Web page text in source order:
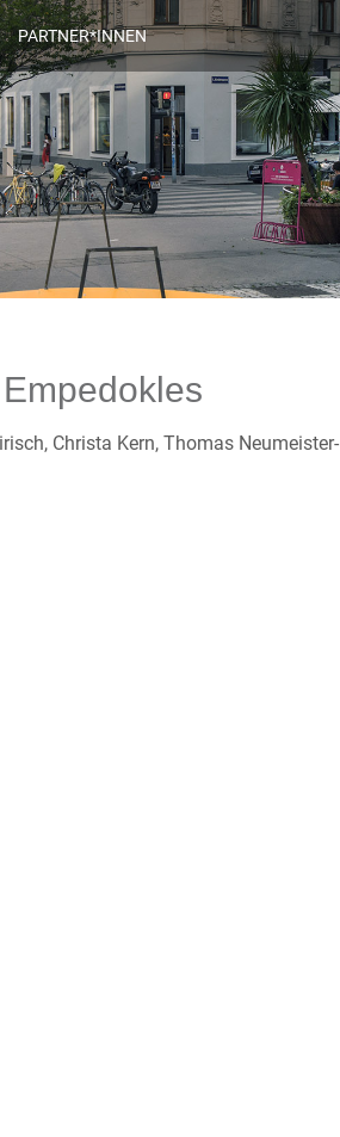
PARTNER*INNEN
Christa Kern, Thomas Neumeister-